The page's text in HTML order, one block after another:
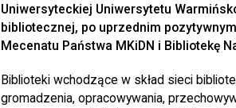
Uniwersyteckiej Uniwersytetu
bibliotecznej, po uprzednim
Mecenatu Państwa MKiDN i Bibliotekę
Biblioteki wchodzące w skład sieci
gromadzenia, opracowywania,